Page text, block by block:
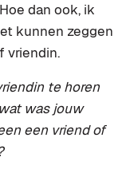
dan ook, ik
kunnen zeggen
vriendin.
te horen
was jouw
een vriend of